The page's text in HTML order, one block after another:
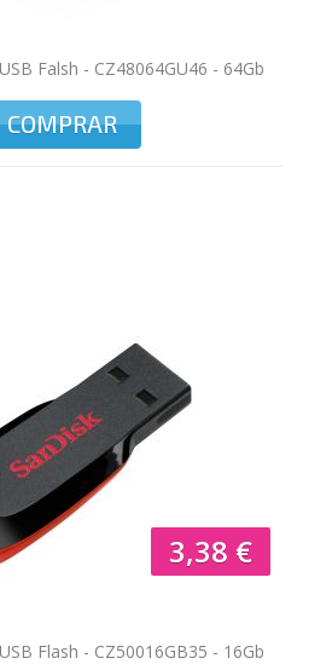
Falsh - CZ48064GU46 - 64Gb
COMPRAR
3,38 €
Flash - CZ50016GB35 - 16Gb